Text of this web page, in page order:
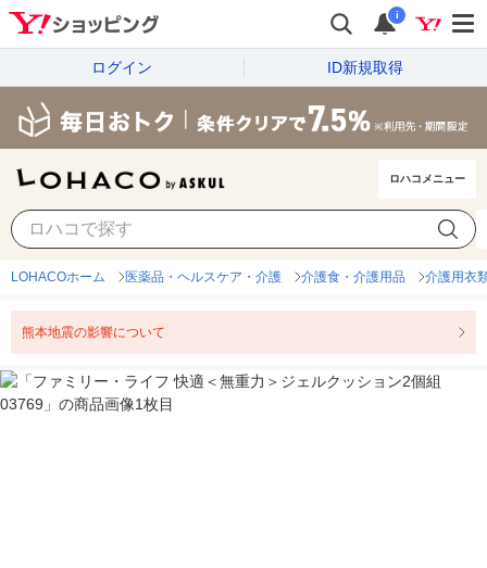
i
ログイン ID新規取得
ロハコメニュー
LOHACOホーム 医薬品・ヘルスケア・介護 介護食・介護用品 介護用衣
熊本地震の影響について